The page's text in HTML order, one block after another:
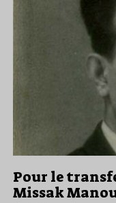
Pour le
Missak